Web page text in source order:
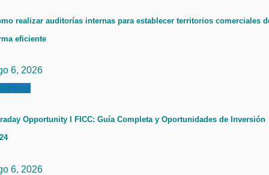
realizar auditorías internas para establecer territorios comerciales
eficiente
6, 2026
Opportunity I FICC: Guía Completa y Oportunidades de Inversión
6, 2026